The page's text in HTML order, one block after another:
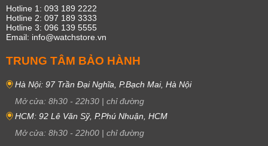
Hotline 1: 093 189 2222
Hotline 2: 097 189 3333
Hotline 3: 096 139 5555
Email: info@watchstore.vn
TRUNG TÂM BẢO HÀNH
Hà Nội: 97 Trần Đại Nghĩa, P.Bạch Mai, Hà Nội
Mở cửa: 8h30 - 22h30 | chỉ đường
HCM: 92 Lê Văn Sỹ, P.Phú Nhuận, HCM
Mở cửa: 8h30 - 22h00 | chỉ đường